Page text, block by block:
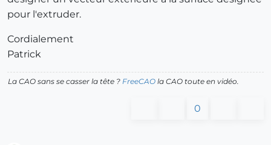
pour l'extruder.
Cordialement
Patrick
La CAO sans se casser la tête ? FreeCAO la CAO toute en vidéo.
0